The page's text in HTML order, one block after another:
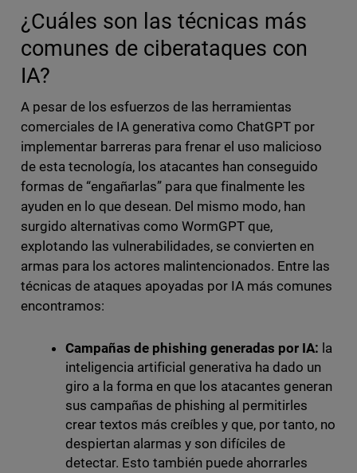
¿Cuáles son las técnicas más
comunes de ciberataques con
IA?
A pesar de los esfuerzos de las herramientas
comerciales de IA generativa como ChatGPT por
implementar barreras para frenar el uso malicioso
de esta tecnología, los atacantes han conseguido
formas de “engañarlas” para que finalmente les
ayuden en lo que desean. Del mismo modo, han
surgido alternativas como WormGPT que,
explotando las vulnerabilidades, se convierten en
armas para los actores malintencionados. Entre las
técnicas de ataques apoyadas por IA más comunes
encontramos:
Campañas de phishing generadas por IA: la
inteligencia artificial generativa ha dado un
giro a la forma en que los atacantes generan
sus campañas de phishing al permitirles
crear textos más creíbles y que, por tanto, no
despiertan alarmas y son difíciles de
detectar. Esto también puede ahorrarles